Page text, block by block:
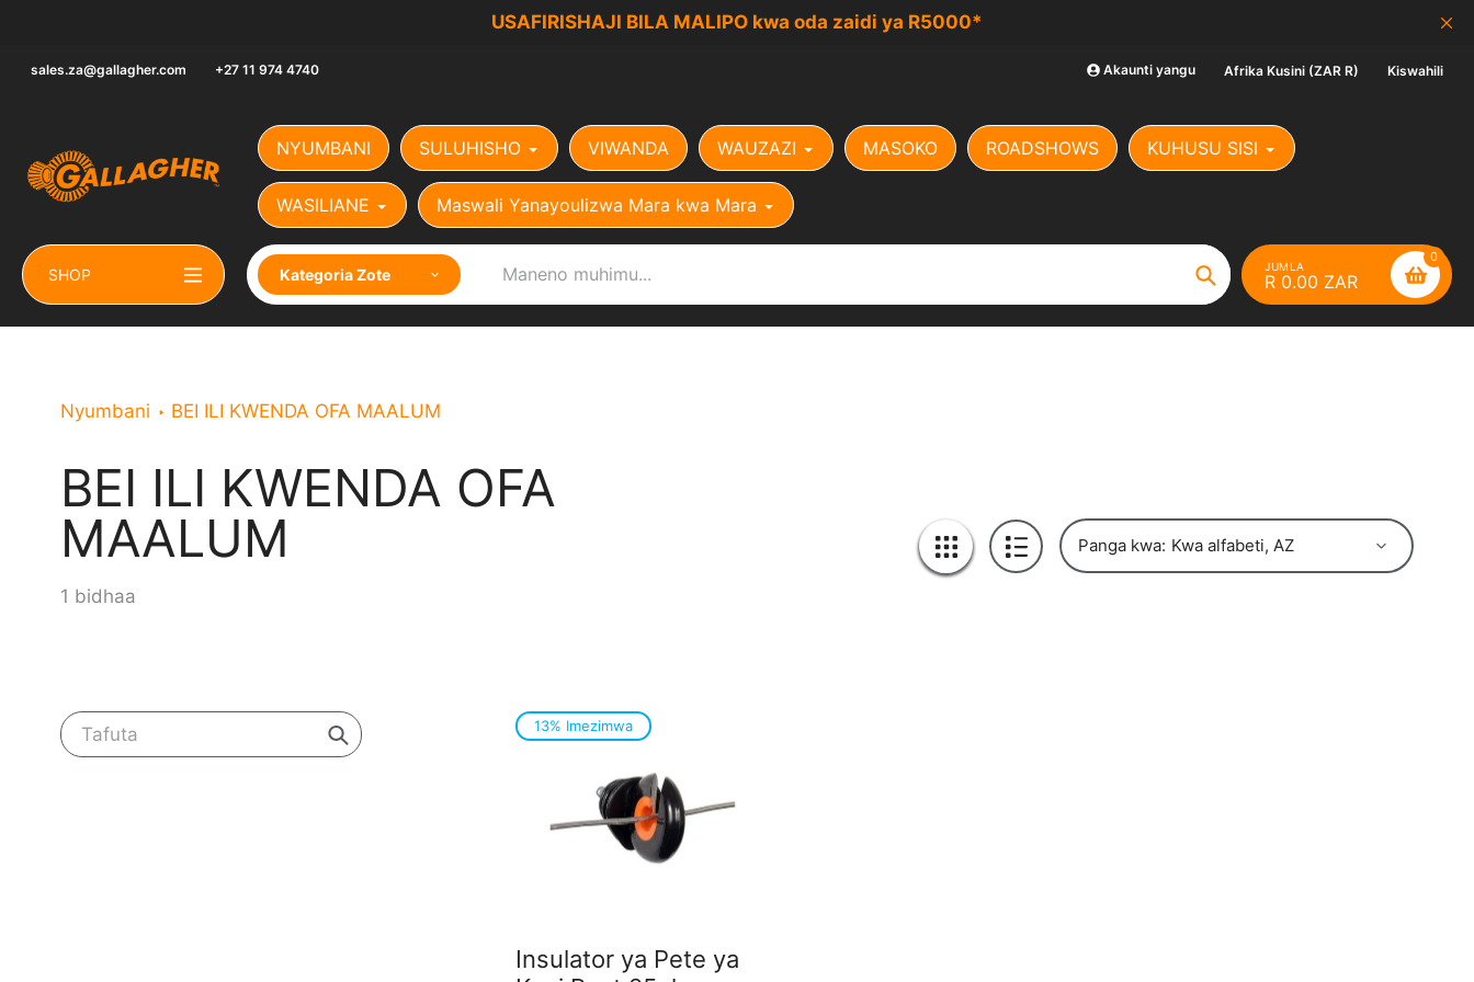
yaliyomo
USAFIRISHAJI BILA MALIPO kwa oda zaidi ya R5000* SALE: BEI YA
sales.za@gallagher.com +27 11 974 4740 Akaunti yangu Afrika Kusini (ZAR R) Kiswahili
NYUMBANI SULUHISHO VIWANDA WAUZAZI MASOKO ROADSHOWS KUHUSU SISI
WASILIANE Maswali Yanayoulizwa Mara kwa Mara
SHOP Kategoria Zote
Tafuta
JUMLA
R 0.00 ZAR
0
Nyumbani BEI ILI KWENDA OFA MAALUM
Mkusanyiko:
BEI ILI KWENDA OFA
MAALUM
1 bidhaa
Panga kwa:
Tafuta
13% Imezimwa
Insulator ya Pete ya